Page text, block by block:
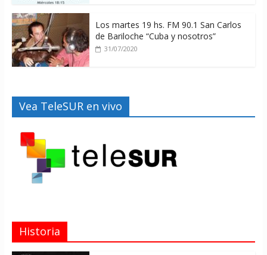
Los martes 19 hs. FM 90.1 San Carlos
de Bariloche “Cuba y nosotros”
31/07/2020
Vea TeleSUR en vivo
Historia